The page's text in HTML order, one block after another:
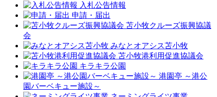
入札公告情報
申請・届出
苫小牧クルーズ振興協議
会
みなとオアシス苫小牧
苫小牧港利用促進協議会
キラキラ公園
港園亭 ～港公
園バーベキュー施設～